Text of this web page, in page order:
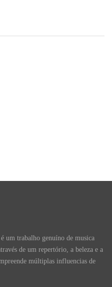
um trabalho genuíno de musica
de um repertório, a beleza e a
múltiplas influencias de